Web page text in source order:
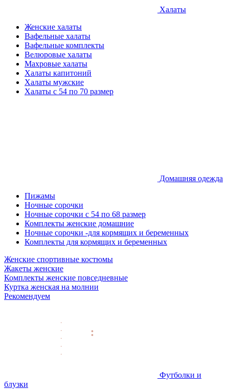
Халаты
Женские халаты
Вафельные халаты
Вафельные комплекты
Велюровые халаты
Махровые халаты
Халаты капитоний
Халаты мужские
Халаты с 54 по 70 размер
Домашняя одежда
Пижамы
Ночные сорочки
Ночные сорочки с 54 по 68 размер
Комплекты женские домашние
Ночные сорочки -для кормящих и беременных
Комплекты для кормящих и беременных
Женские спортивные костюмы
Жакеты женские
Комплекты женские повседневные
Куртка женская на молнии
Рекомендуем
Футболки и
блузки